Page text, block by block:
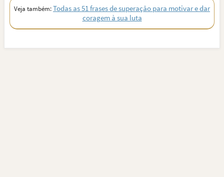
Veja também:Todas as 51 frases de superação para motivar e dar
coragem à sua luta